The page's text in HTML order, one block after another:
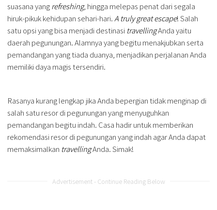
suasana yangrefreshing, hingga melepas penat dari segala
hiruk-pikuk kehidupan sehari-hari.A truly great escape! Salah
satu opsi yang bisa menjadi destinasi travellingAnda yaitu
daerah pegunungan. Alamnya yang begitu menakjubkan serta
pemandangan yang tiada duanya, menjadikan perjalanan Anda
memiliki daya magis tersendiri.
Rasanya kurang lengkap jika Anda bepergian tidak menginap di
salah satu resor di pegunungan yang menyuguhkan
pemandangan begitu indah. Casa hadir untuk memberikan
rekomendasi resor di pegunungan yang indah agar Anda dapat
memaksimalkan travellingAnda. Simak!
Advertisement - Continue Reading Below